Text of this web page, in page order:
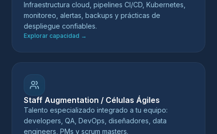
Infraestructura cloud, pipelines CI/CD, Kubernetes,
monitoreo, alertas, backups y prácticas de
despliegue confiables.
Explorar capacidad →
Staff Augmentation / Células Ágiles
Talento especializado integrado a tu equipo:
developers, QA, DevOps, diseñadores, data
engineers, PMs y scrum masters.